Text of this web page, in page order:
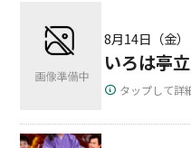
8月14日（金）
いろは亭
タップして詳